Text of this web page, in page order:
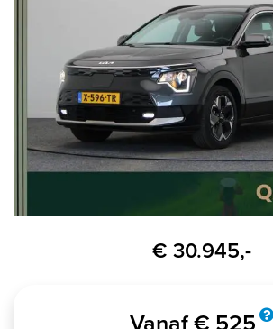
€ 30.945,-